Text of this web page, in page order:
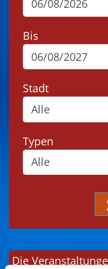
Bis
Stadt
Typen
Die